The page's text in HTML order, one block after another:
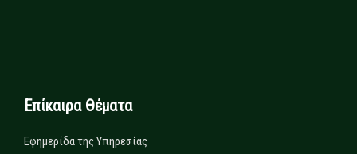
Επίκαιρα Θέματα
Εφημερίδα της Υπηρεσίας